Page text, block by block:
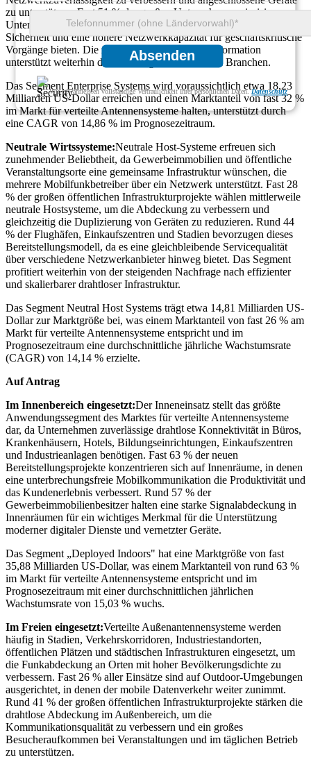
Absenden
Wir gewährleisten vollständige Vertraulichkeit Ihrer persönlichen Daten.Datenschutz
zu unterstützen. Fast 51 % der großen Unternehmen priorisieren
Unternehmenssysteme, weil diese eine bessere Kontrolle, mehr
Sicherheit und eine höhere Netzwerkkapazität für geschäftskritische
Vorgänge bieten. Die zunehmende digitale Transformation
unterstützt weiterhin die Nachfrage in zahlreichen Branchen.
Das Segment Enterprise Systems wird voraussichtlich etwa 18,23
Milliarden US-Dollar erreichen und einen Marktanteil von fast 32 %
im Markt für verteilte Antennensysteme halten, unterstützt durch
eine CAGR von 14,86 % im Prognosezeitraum.
Neutrale Wirtssysteme:Neutrale Host-Systeme erfreuen sich
zunehmender Beliebtheit, da Gewerbeimmobilien und öffentliche
Veranstaltungsorte eine gemeinsame Infrastruktur wünschen, die
mehrere Mobilfunkbetreiber über ein Netzwerk unterstützt. Fast 28
% der großen öffentlichen Infrastrukturprojekte wählen mittlerweile
neutrale Hostsysteme, um die Abdeckung zu verbessern und
gleichzeitig die Duplizierung von Geräten zu reduzieren. Rund 44
% der Flughäfen, Einkaufszentren und Stadien bevorzugen dieses
Bereitstellungsmodell, da es eine gleichbleibende Servicequalität
über verschiedene Netzwerkanbieter hinweg bietet. Das Segment
profitiert weiterhin von der steigenden Nachfrage nach effizienter
und skalierbarer drahtloser Infrastruktur.
Das Segment Neutral Host Systems trägt etwa 14,81 Milliarden US-
Dollar zur Marktgröße bei, was einem Marktanteil von fast 26 % am
Markt für verteilte Antennensysteme entspricht und im
Prognosezeitraum eine durchschnittliche jährliche Wachstumsrate
(CAGR) von 14,14 % erzielte.
Auf Antrag
Im Innenbereich eingesetzt:Der Inneneinsatz stellt das größte
Anwendungssegment des Marktes für verteilte Antennensysteme
dar, da Unternehmen zuverlässige drahtlose Konnektivität in Büros,
Krankenhäusern, Hotels, Bildungseinrichtungen, Einkaufszentren
und Industrieanlagen benötigen. Fast 63 % der neuen
Bereitstellungsprojekte konzentrieren sich auf Innenräume, in denen
eine unterbrechungsfreie Mobilkommunikation die Produktivität und
das Kundenerlebnis verbessert. Rund 57 % der
Gewerbeimmobilienbesitzer halten eine starke Signalabdeckung in
Innenräumen für ein wichtiges Merkmal für die Unterstützung
moderner digitaler Dienste und vernetzter Geräte.
Das Segment „Deployed Indoors" hat eine Marktgröße von fast
35,88 Milliarden US-Dollar, was einem Marktanteil von rund 63 %
im Markt für verteilte Antennensysteme entspricht und im
Prognosezeitraum mit einer durchschnittlichen jährlichen
Wachstumsrate von 15,03 % wuchs.
Im Freien eingesetzt:Verteilte Außenantennensysteme werden
häufig in Stadien, Verkehrskorridoren, Industriestandorten,
öffentlichen Plätzen und städtischen Infrastrukturen eingesetzt, um
die Funkabdeckung an Orten mit hoher Bevölkerungsdichte zu
verbessern. Fast 26 % aller Einsätze sind auf Outdoor-Umgebungen
ausgerichtet, in denen der mobile Datenverkehr weiter zunimmt.
Rund 41 % der großen öffentlichen Infrastrukturprojekte stärken die
drahtlose Abdeckung im Außenbereich, um die
Kommunikationsqualität zu verbessern und ein großes
Besucheraufkommen bei Veranstaltungen und im täglichen Betrieb
zu unterstützen.